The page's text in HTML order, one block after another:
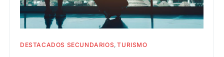
DESTACADOS SECUNDARIOS TURISMO